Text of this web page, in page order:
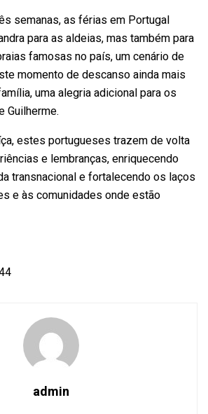
semanas, as férias em Portugal
para as aldeias, mas também para
famosas no país, um cenário de
momento de descanso ainda mais
uma alegria adicional para os
Guilherme.
estes portugueses trazem de volta
e lembranças, enriquecendo
transnacional e fortalecendo os laços
e às comunidades onde estão
admin